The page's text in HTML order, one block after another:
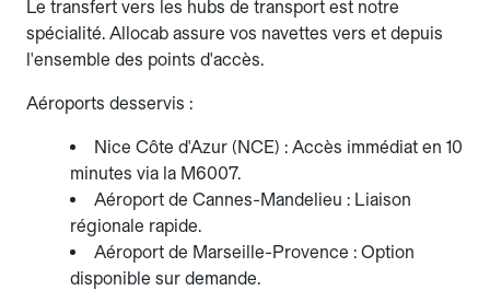
Le transfert vers les hubs de transport est notre
spécialité. Allocab assure vos navettes vers et depuis
l'ensemble des points d'accès.
Aéroports desservis :
Nice Côte d'Azur (NCE) : Accès immédiat en 10
minutes via la M6007.
Aéroport de Cannes-Mandelieu : Liaison
régionale rapide.
Aéroport de Marseille-Provence : Option
disponible sur demande.